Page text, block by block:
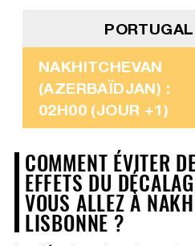
NAKHITCHEVAN
(AZERBAÏDJAN) :
02H00 (JOUR +1)
COMMENT ÉVITER
EFFETS DU
VOUS ALLEZ À
LISBONNE ?